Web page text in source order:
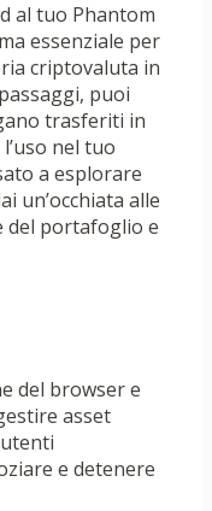
al tuo Phantom
essenziale per
criptovaluta in
puoi
trasferiti in
nel tuo
a esplorare
un’occhiata alle
del portafoglio e
del browser e
asset
e detenere